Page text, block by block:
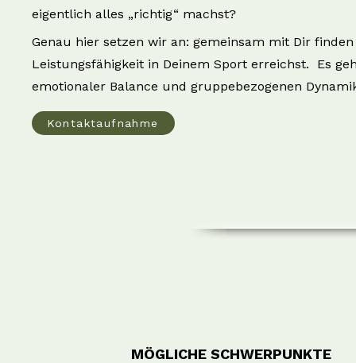
eigentlich alles „richtig“ machst?
Genau hier setzen wir an: gemeinsam mit Dir
Leistungsfähigkeit in Deinem Sport erreichst. Es
emotionaler Balance und gruppebezogenen
Kontaktaufnahme
MÖGLICHE SCHWERPUNKTE